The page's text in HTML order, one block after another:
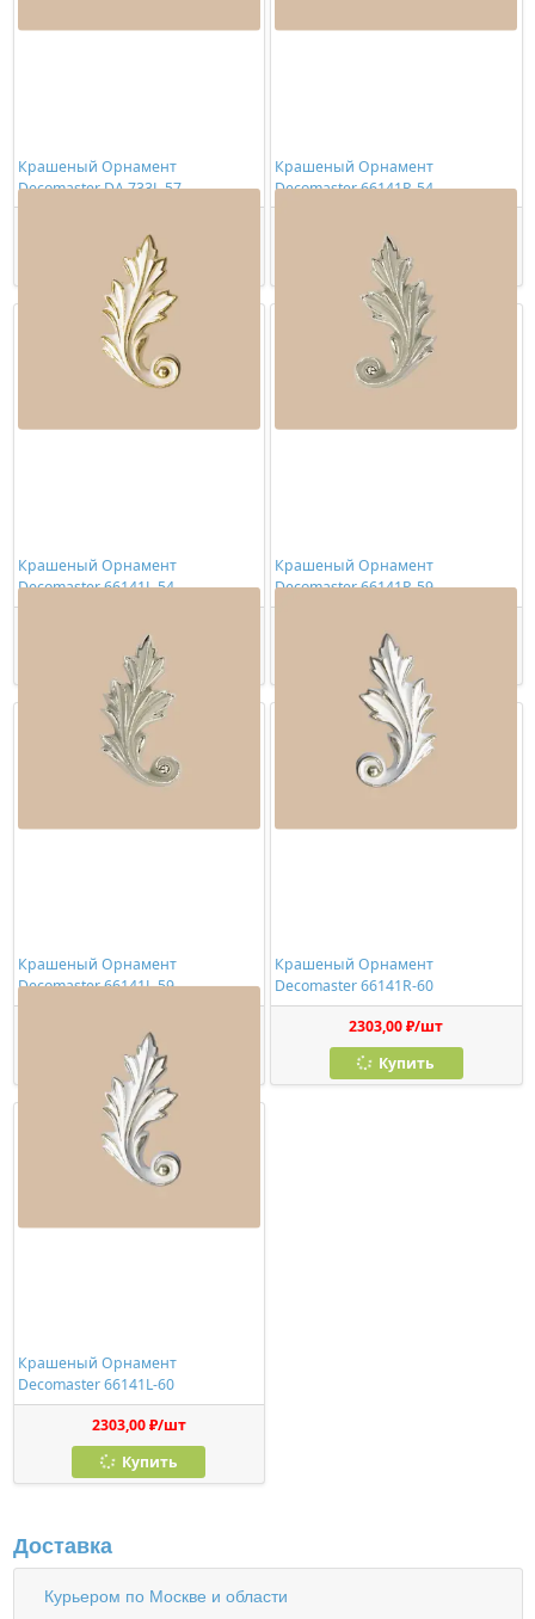
Крашеный Орнамент
Decomaster DA 733L-57
Купить
Крашеный Орнамент
Decomaster 66141R-54
Купить
Крашеный Орнамент
Decomaster 66141L-54
Купить
Крашеный Орнамент
Decomaster 66141R-59
Купить
Крашеный Орнамент
Decomaster 66141L-59
Купить
Крашеный Орнамент
Decomaster 66141R-60
2303,00 ₽/шт
Купить
Крашеный Орнамент
Decomaster 66141L-60
2303,00 ₽/шт
Купить
Доставка
Курьером по Москве и области